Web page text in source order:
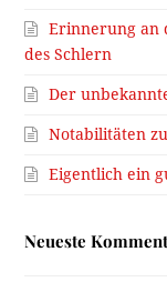
Erinnerung an
des Schlern
Der
Notabilitäten
Eigentlich ein
Neueste